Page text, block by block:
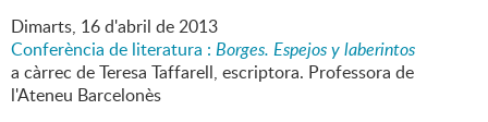
Dimarts, 16d'abril de2013
Conferència de literatura : Borges. Espejos y laberintos
a càrrec de Teresa Taffarell, escriptora. Professora de
l'Ateneu Barcelonès